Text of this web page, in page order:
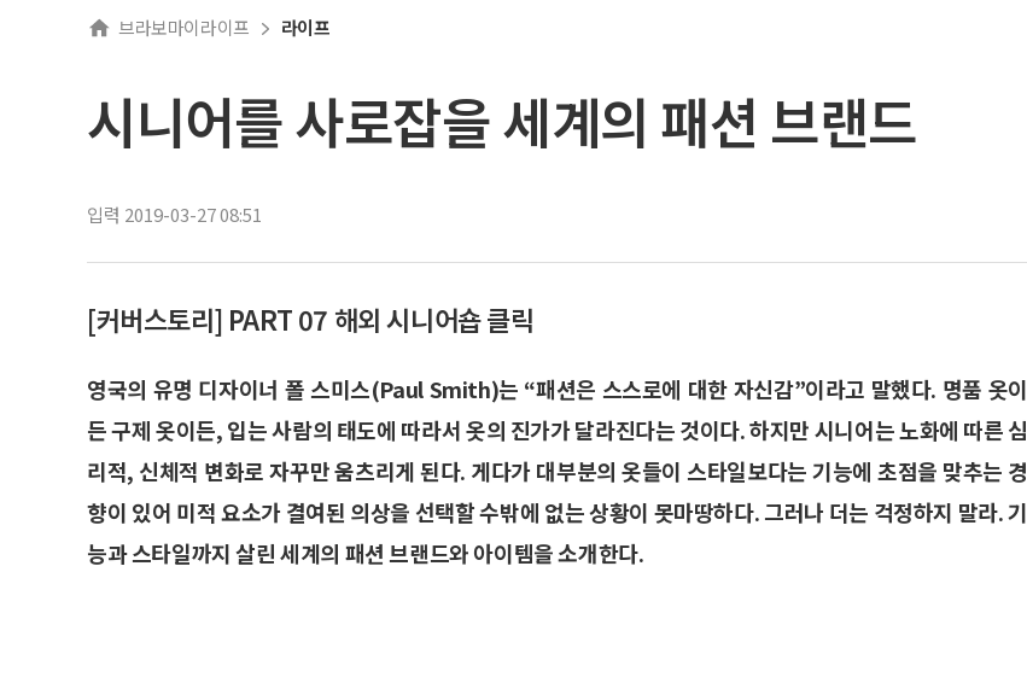
브라보마이라이프 라이프
시니어를 사로잡을 세계의 패션 브랜드
입력 2019-03-27 08:51
[커버스토리] PART 07 해외 시니어숍 클릭
영국의 유명 디자이너 폴 스미스(Paul Smith)는 “패션은 스스로에 대한 자신감”이라고 말했다. 명품 옷이
든 구제 옷이든, 입는 사람의 태도에 따라서 옷의 진가가 달라진다는 것이다. 하지만 시니어는 노화에 따른 심
리적, 신체적 변화로 자꾸만 움츠리게 된다. 게다가 대부분의 옷들이 스타일보다는 기능에 초점을 맞추는 경
향이 있어 미적 요소가 결여된 의상을 선택할 수밖에 없는 상황이 못마땅하다. 그러나 더는 걱정하지 말라. 기
능과 스타일까지 살린 세계의 패션 브랜드와 아이템을 소개한다.